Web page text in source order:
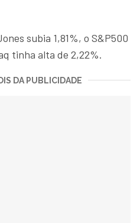
subia 1,81%, o S&P500
tinha alta de 2,22%.
DA PUBLICIDADE